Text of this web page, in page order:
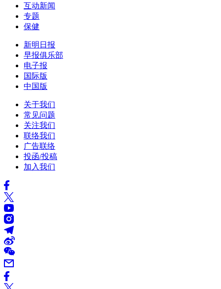
互动新闻
专题
保健
新明日报
早报俱乐部
电子报
国际版
中国版
关于我们
常见问题
关注我们
联络我们
广告联络
投函/投稿
加入我们